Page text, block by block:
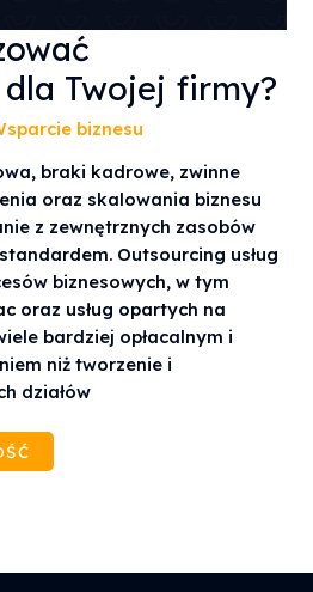
Twojej firmy?
biznesu
braki kadrowe, zwinne
oraz skalowania biznesu
z zewnętrznych zasobów
Outsourcing usług
biznesowych, w tym
oraz usług opartych na
bardziej opłacalnym i
niż tworzenie i
działów